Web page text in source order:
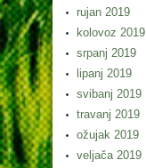
rujan 2019
kolovoz 2019
srpanj 2019
lipanj 2019
svibanj 2019
travanj 2019
ožujak 2019
veljača 2019